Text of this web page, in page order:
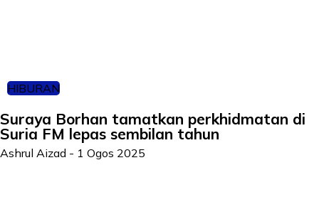
HIBURAN
Suraya Borhan tamatkan perkhidmatan di
Suria FM lepas sembilan tahun
Ashrul Aizad - 1 Ogos 2025